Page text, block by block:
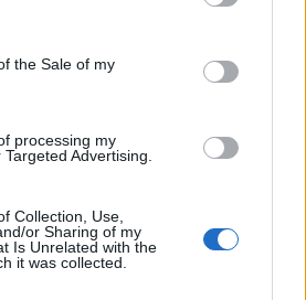
Google and its third-party tags to
specified purposes in below Google
the Sale of my
processing my
Advertising.
Collection, Use,
or Sharing of my
Is Unrelated with the
it was collected.
την εικόνα του και τώρα
Σόφια